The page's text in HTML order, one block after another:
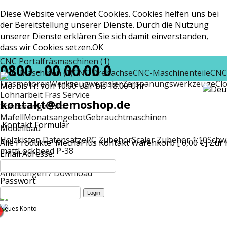
Diese Website verwendet Cookies. Cookies helfen uns bei
der Bereitstellung unserer Dienste. Durch die Nutzung
unserer Dienste erklären Sie sich damit einverstanden,
dass wirCookies setzen.OK
CNC Portalfräsmaschinen (1)
CNC-Maschinen (1)CNC DrehachseCNC-Maschinenteile
FräsmotorenWerkzeugwechslerZerspanungswerkzeuge
Lohnarbeit Fräs Service
Sonderangebote
MafellMonatsangebotGebrauchtmaschinen
Modellbau
Holzkisten DatensätzeRC ZubehörScaler Zubehör 1:10
mattLockheed P-38
Anleitungen / Download
Anleitungen / Download
0800 - 00 00 00 0
Mo. bis Fr. von 10:00 Uhr bis 18:00 Uhr
kontakt@demoshop.de
Kontakt Formular
Alle Produkte MechaPlus KontaktWarenkorb [ 0,00 €]Zur
Email Adresse:
Passwort:
Neues Konto